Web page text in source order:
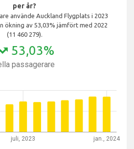
per år?
använde Auckland Flygplats i 2023
ökning av 53,03% jämfört med 2022
(11 460 279).
53,03%
passagerare
juli, 2023 jan., 2024